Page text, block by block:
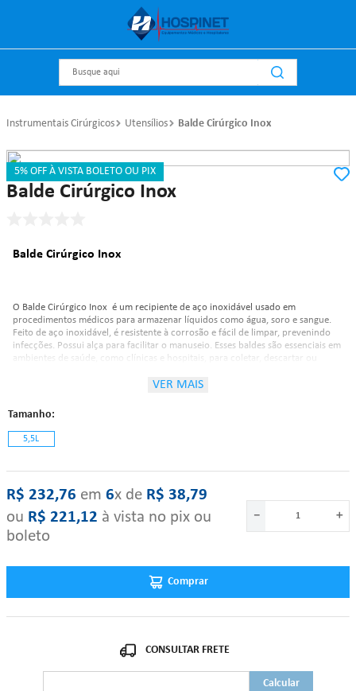
Instrumentais Cirúrgicos Utensílios Balde Cirúrgico Inox
5% OFF À VISTA BOLETO OU PIX
Referência :8641 Açonox Rio
Balde Cirúrgico Inox
Balde Cirúrgico Inox
O Balde Cirúrgico Inox é um recipiente de aço inoxidável usado em
procedimentos médicos para armazenar líquidos como água, soro e sangue.
Feito de aço inoxidável, é resistente à corrosão e fácil de limpar, prevenindo
infecções. Possui alça para facilitar o manuseio. Esses baldes são essenciais em
ambientes de saúde, como clínicas e hospitais, para coletar, descartar ou
Características:
"Se algum dos itens acima estiver danificado ou faltando, por favor nos
contate."
VER MAIS
Tamanho
5,5L
R$ 232,76 ‎ em‎ ‎ 6x de‎ ‎ R$ 38,79
ou R$ 221,12 à vista no pix ou
boleto
＋
－
Comprar